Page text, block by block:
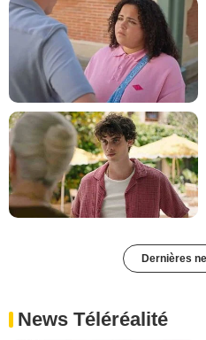
Dernières
News Téléréalité